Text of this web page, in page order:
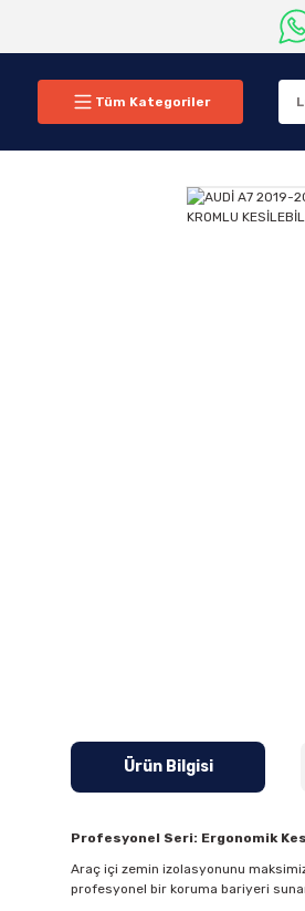
Tüm Kategoriler
Ürün Bilgisi
Profesyonel Seri: Ergonomik
Araç içi zemin izolasyonunu
profesyonel bir koruma bariyeri